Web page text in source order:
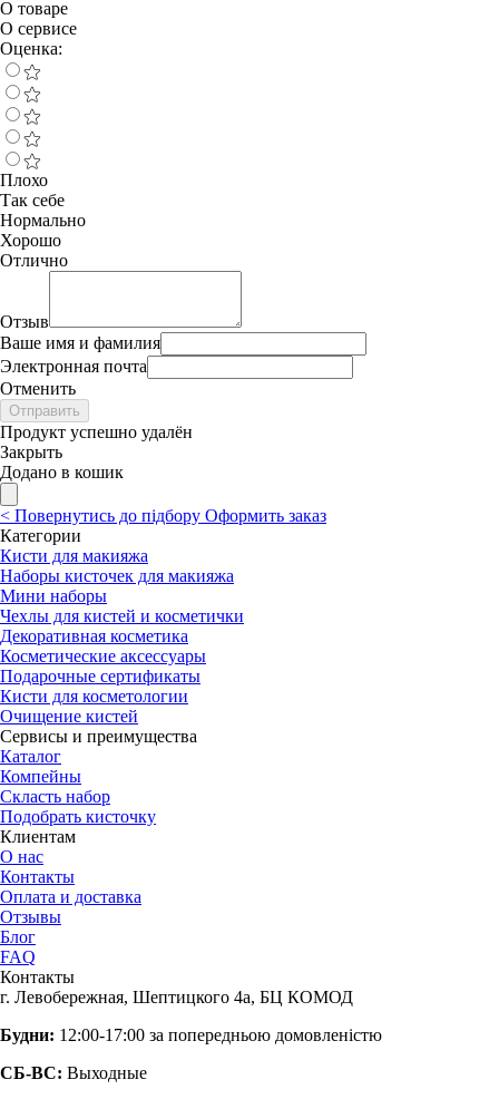
О товаре
О сервисе
Оценка:
Плохо
Так себе
Нормально
Хорошо
Отлично
Отзыв
Ваше имя и фамилия
Электронная почта
Отменить
Отправить
Продукт успешно удалён
Закрыть
Додано в кошик
< Повернутись до підбору Оформить заказ
Категории
Кисти для макияжа
Наборы кисточек для макияжа
Мини наборы
Чехлы для кистей и косметички
Декоративная косметика
Косметические аксессуары
Подарочные сертификаты
Кисти для косметологии
Очищение кистей
Сервисы и преимущества
Каталог
Компейны
Скласть набор
Подобрать кисточку
Клиентам
О нас
Контакты
Оплата и доставка
Отзывы
Блог
FAQ
Контакты
г. Левобережная, Шептицкого 4а, БЦ КОМОД
Будни: 12:00-17:00 за попередньою домовленістю
СБ-ВС: Выходные